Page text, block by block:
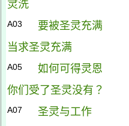
灵洗
A03 要被圣灵充满
当求圣灵充满
A05 如何可得灵恩
你们受了圣灵没有？
A07 圣灵与工作